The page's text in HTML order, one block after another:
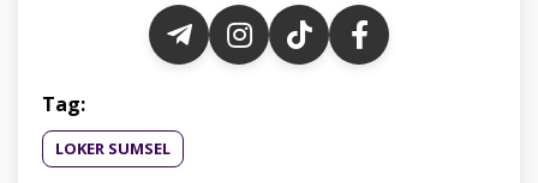
Tag:
LOKER SUMSEL